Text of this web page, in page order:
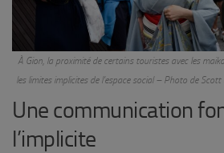
À Gion, la proximité de certains touristes avec les
les limites implicites de l’espace social – Photo de
Une communication
l’implicite